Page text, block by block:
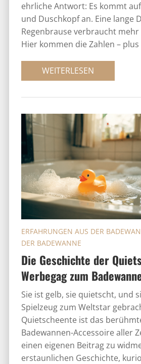
ehrliche Antwort: Es kommt
und Duschkopf an. Eine lange
Regenbrause verbraucht mehr
Hier kommen die Zahlen –
WEITERLESEN
Die Geschichte der
Werbegag zum
ERFAHRUNGEN AUS DER
DER BADEWANNE
Sie ist gelb, sie quietscht, und
Spielzeug zum Weltstar
Quietscheente ist das
Badewannen-Accessoire aller
einen eigenen Beitrag zu
erstaunlichen Geschichte,